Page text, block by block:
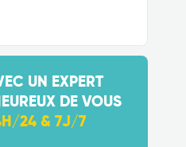
UN EXPERT
DE VOUS
24 & 7J/7